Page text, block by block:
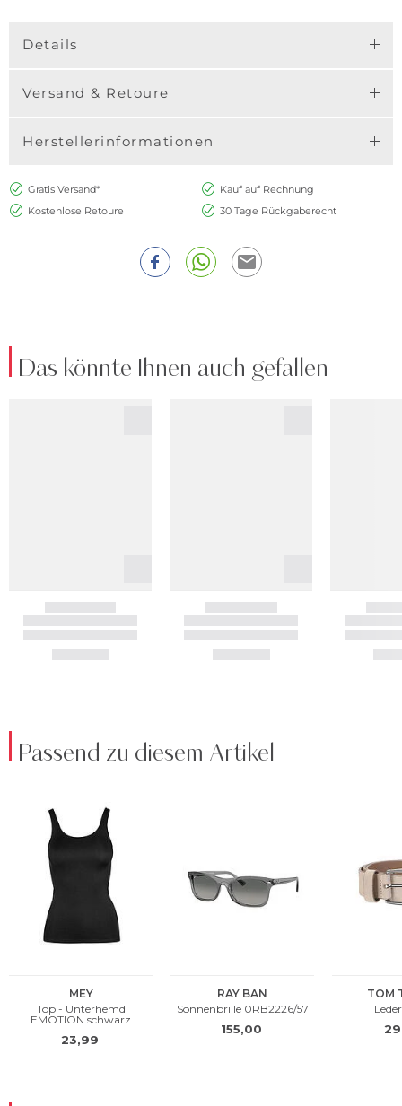
Details
Versand & Retoure
Herstellerinformationen
Gratis Versand*
Kauf auf Rechnung
Kostenlose Retoure
30 Tage Rückgaberecht
Das könnte Ihnen auch gefallen
Passend zu diesem Artikel